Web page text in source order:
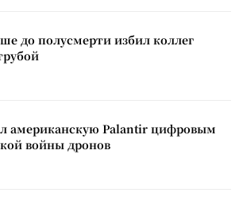
до полусмерти избил коллег
американскую Palantir цифровым
войны дронов